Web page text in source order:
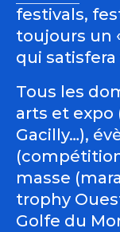
festivals,
toujours un
qui
Tous les
arts et expo
Gacilly…),
masse
trophy
Golfe du